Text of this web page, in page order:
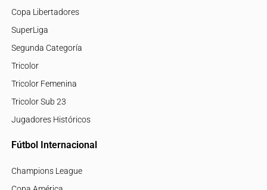
Copa Libertadores
SuperLiga
Segunda Categoría
Tricolor
Tricolor Femenina
Tricolor Sub 23
Jugadores Históricos
Fútbol Internacional
Champions League